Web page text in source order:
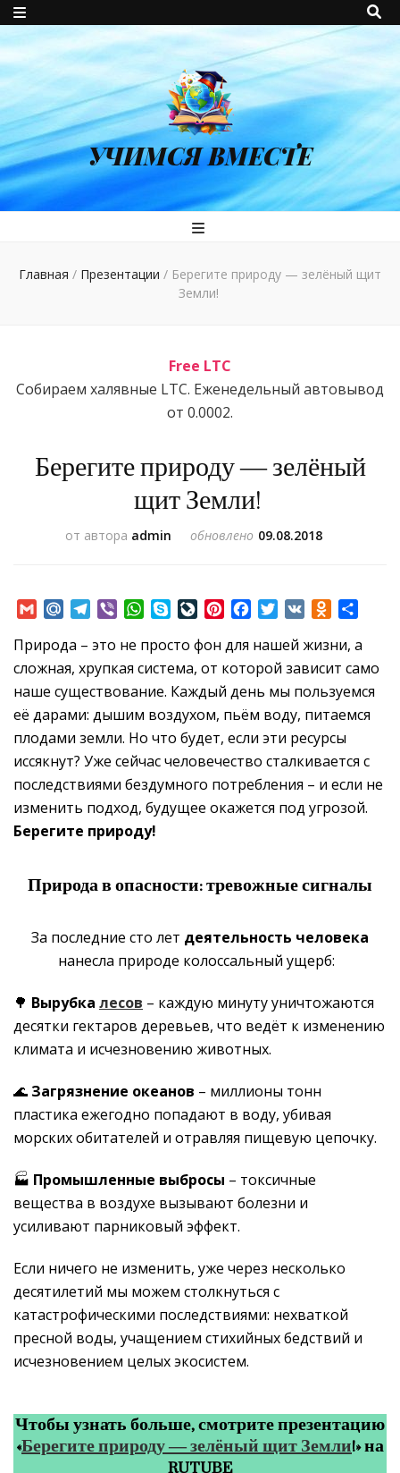
УЧИМСЯ ВМЕСТЕ
Главная / Презентации / Берегите природу — зелёный щит
Земли!
Free LTC
Собираем халявные LTC. Еженедельный автовывод
от 0.0002.
Берегите природу — зелёный
щит Земли!
от автора admin обновлено 09.08.2018
GmailMail.RuTelegram
Viber WhatsApp
SkypeLiveJournal
PinterestFacebookTwitter
VK
Природа – это не просто фон для нашей жизни, а
сложная, хрупкая система, от которой зависит само
наше существование. Каждый день мы пользуемся
её дарами: дышим воздухом, пьём воду, питаемся
плодами земли. Но что будет, если эти ресурсы
иссякнут? Уже сейчас человечество сталкивается с
последствиями бездумного потребления – и если не
изменить подход, будущее окажется под угрозой.
Берегите природу!
Природа в опасности: тревожные сигналы
За последние сто лет деятельность человека
нанесла природе колоссальный ущерб:
🌳 Вырубка лесов – каждую минуту уничтожаются
десятки гектаров деревьев, что ведёт к изменению
климата и исчезновению животных.
🌊 Загрязнение океанов – миллионы тонн
пластика ежегодно попадают в воду, убивая
морских обитателей и отравляя пищевую цепочку.
🏭 Промышленные выбросы – токсичные
вещества в воздухе вызывают болезни и
усиливают парниковый эффект.
Если ничего не изменить, уже через несколько
десятилетий мы можем столкнуться с
катастрофическими последствиями: нехваткой
пресной воды, учащением стихийных бедствий и
исчезновением целых экосистем.
Чтобы узнать больше, смотрите презентацию
«Берегите природу — зелёный щит Земли!» на